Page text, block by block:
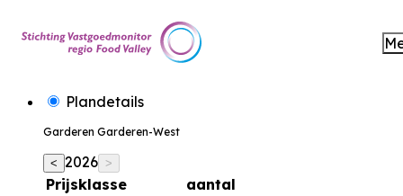
Plandetails
Garderen Garderen-West
< 2026 >
Prijsklasse
aantal